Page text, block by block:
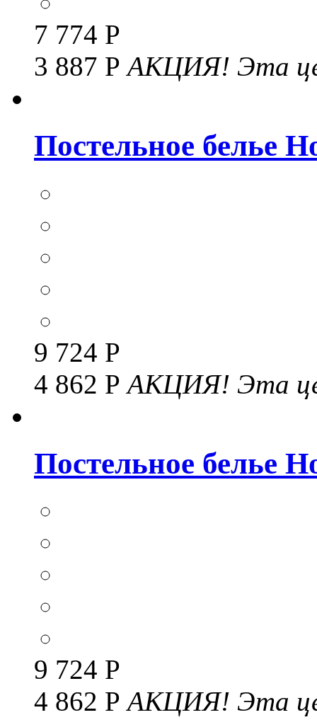
7 774 Р
3 887 РАКЦИЯ! Эта
Постельное белье
9 724 Р
4 862 РАКЦИЯ! Эта
Постельное белье
9 724 Р
4 862 РАКЦИЯ! Эта